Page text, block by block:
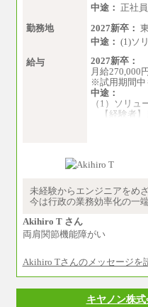
中途： 正社
勤務地
2027新卒：
中途： (1)ソ
給与
2027新卒：
月給270,000円
※試用期間中
中途：
（1）ソリュ
【経験者】
※地域や業
す
（2）一般事
月給210,000
※地域や業
（3）庶務/軽
月給220,000
※試用期間中
未経験からエンジニアをめざ
今は行政の業務効率化の一端
Akihiro T さん
両肩関節機能障がい
Akihiro Tさんのメッセージを
キヤノン株式